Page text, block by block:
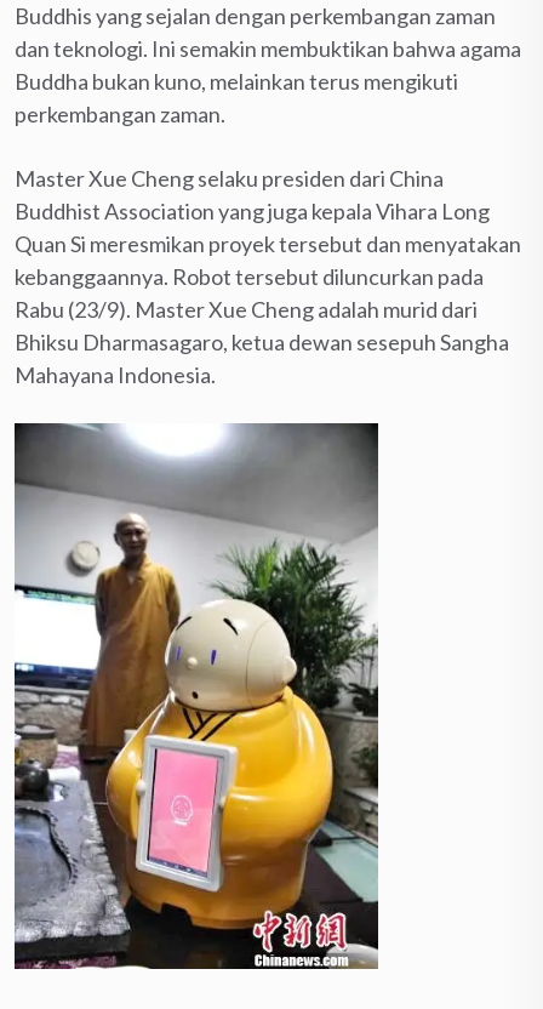
Buddhis yang sejalan dengan perkembangan zaman
dan teknologi. Ini semakin membuktikan bahwa agama
Buddha bukan kuno, melainkan terus mengikuti
perkembangan zaman.
Master Xue Cheng selaku presiden dari China
Buddhist Association yang juga kepala Vihara Long
Quan Si meresmikan proyek tersebut dan menyatakan
kebanggaannya. Robot tersebut diluncurkan pada
Rabu (23/9). Master Xue Cheng adalah murid dari
Bhiksu Dharmasagaro, ketua dewan sesepuh Sangha
Mahayana Indonesia.